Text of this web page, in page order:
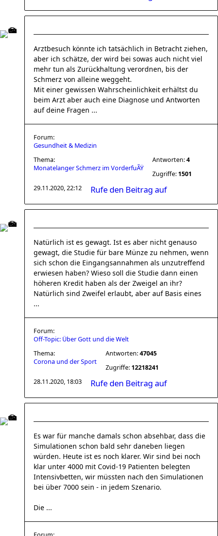
Arztbesuch könnte ich tatsächlich in Betracht ziehen,
aber ich schätze, der wird bei sowas auch nicht viel
mehr tun als Zurückhaltung verordnen, bis der
Schmerz von alleine weggeht.
Mit einer gewissen Wahrscheinlichkeit erhältst du
beim Arzt aber auch eine Diagnose und Antworten
auf deine Fragen ...
Forum:
Gesundheit & Medizin
Thema:
Monatelanger Schmerz im VorderfuÃŸ
Antworten:4
Zugriffe: 1501
29.11.2020, 22:12
Rufe den Beitrag auf
Natürlich ist es gewagt. Ist es aber nicht genauso
gewagt, die Studie für bare Münze zu nehmen, wenn
sich schon die Eingangsannahmen als unzutreffend
erwiesen haben? Wieso soll die Studie dann einen
höheren Kredit haben als der Zweigel an ihr?
Natürlich sind Zweifel erlaubt, aber auf Basis eines
...
Forum:
Off-Topic: Über Gott und die Welt
Thema:
Corona und der Sport
Antworten:47045
Zugriffe: 12218241
28.11.2020, 18:03
Rufe den Beitrag auf
Es war für manche damals schon absehbar, dass die
Simulationen schon bald sehr daneben liegen
würden. Heute ist es noch klarer. Wir sind bei noch
klar unter 4000 mit Covid-19 Patienten belegten
Intensivbetten, wir müssten nach den Simulationen
bei über 7000 sein - in jedem Szenario.
Die ...